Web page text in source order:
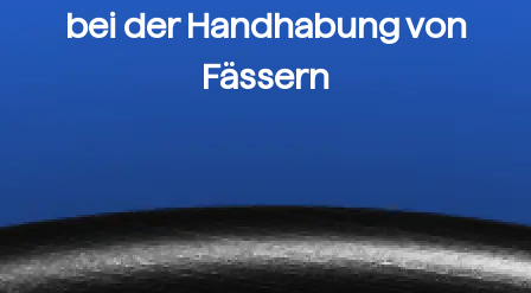
bei der Handhabung von
Fässern